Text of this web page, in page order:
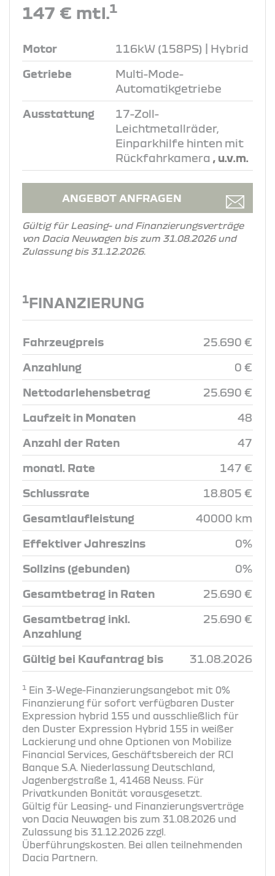
147 € mtl.1
Motor 116kW (158PS) | Hybrid
Getriebe
Multi-Mode-
Automatikgetriebe
Ausstattung
17-Zoll-
Leichtmetallräder,
Einparkhilfe hinten mit
Rückfahrkamera , u.v.m.
ANGEBOT ANFRAGEN
Gültig für Leasing- und Finanzierungsverträge
von Dacia Neuwagen bis zum 31.08.2026 und
Zulassung bis 31.12.2026.
1FINANZIERUNG
Fahrzeugpreis 25.690 €
Anzahlung 0 €
Nettodarlehensbetrag 25.690 €
Laufzeit in Monaten 48
Anzahl der Raten 47
monatl. Rate 147 €
Schlussrate 18.805 €
Gesamtlaufleistung 40000 km
Effektiver Jahreszins 0%
Sollzins (gebunden) 0%
Gesamtbetrag in Raten 25.690 €
Gesamtbetrag inkl.
Anzahlung
25.690 €
Gültig bei Kaufantrag bis 31.08.2026
1 Ein 3-Wege-Finanzierungsangebot mit 0%
Finanzierung für sofort verfügbaren Duster
Expression hybrid 155 und ausschließlich für
den Duster Expression Hybrid 155 in weißer
Lackierung und ohne Optionen von Mobilize
Financial Services, Geschäftsbereich der RCI
Banque S.A. Niederlassung Deutschland,
Jagenbergstraße 1, 41468 Neuss. Für
Privatkunden Bonität vorausgesetzt.
Gültig für Leasing- und Finanzierungsverträge
von Dacia Neuwagen bis zum 31.08.2026 und
Zulassung bis 31.12.2026 zzgl.
Überführungskosten. Bei allen teilnehmenden
Dacia Partnern.